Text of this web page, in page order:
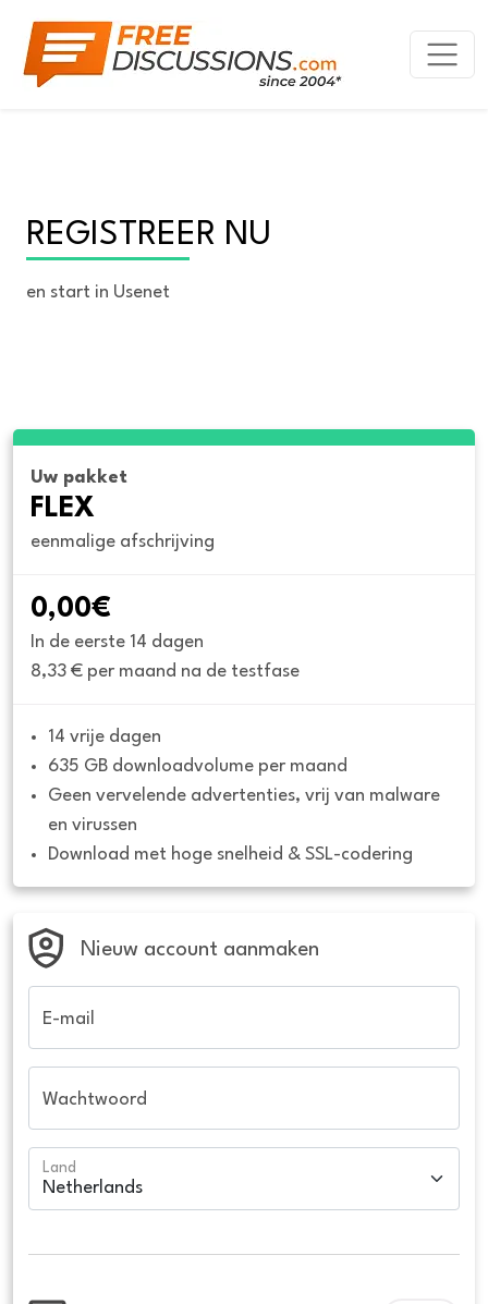
REGISTREER NU
en start in Usenet
Uw pakket
FLEX
eenmalige afschrijving
0,00€
In de eerste 14 dagen
8,33 € per maand na de testfase
14 vrije dagen
635 GB downloadvolume per maand
Geen vervelende advertenties, vrij van malware
en virussen
Download met hoge snelheid & SSL-codering
Nieuw account aanmaken
E-mail
Wachtwoord
Land